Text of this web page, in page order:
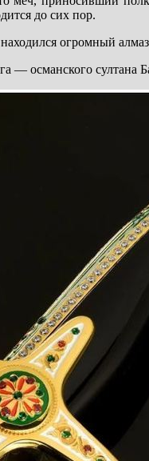
до сих пор.
огромный
— османского султана